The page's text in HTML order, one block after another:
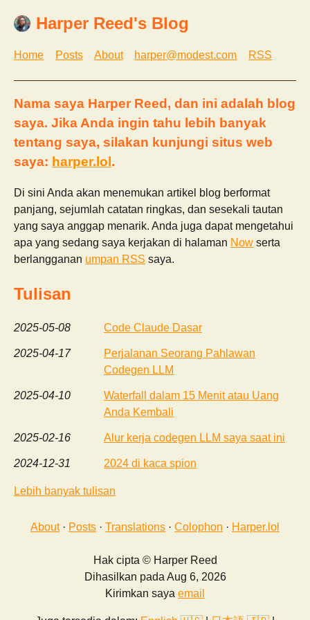
Harper Reed's Blog
Home Posts About harper@modest.com RSS
Nama saya Harper Reed, dan ini adalah blog
saya. Jika Anda ingin tahu lebih banyak
tentang saya, silakan kunjungi situs web
saya: harper.lol .
Di sini Anda akan menemukan artikel blog berformat
panjang, sejumlah catatan ringkas, dan sesekali tautan
yang saya anggap menarik. Anda juga dapat mengetahui
apa yang sedang saya kerjakan di halaman Now serta
berlangganan umpan RSS saya.
Tulisan
2025-05-08 Code Claude Dasar
2025-04-17
Perjalanan Seorang Pahlawan
Codegen LLM
2025-04-10
Waterfall dalam 15 Menit atau Uang
Anda Kembali
2025-02-16 Alur kerja codegen LLM saya saat ini
2024-12-31 2024 di kaca spion
Lebih banyak tulisan
About· Posts · Translations · Colophon · Harper.lol
Hak cipta © Harper Reed
Dihasilkan pada Aug 6, 2026
Kirimkan saya email